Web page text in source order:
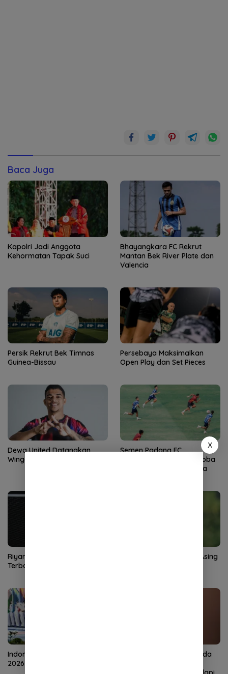
Baca Juga
Kapolri Jadi Anggota
Kehormatan Tapak Suci
Bhayangkara FC Rekrut
Mantan Bek River Plate dan
Valencia
Persik Rekrut Bek Timnas
Guinea-Bissau
Persebaya Maksimalkan
Open Play dan Set Pieces
Dewa United Datangkan
Winger Anyar Asal Brasil
Semen Padang FC
Agendakan 5 Laga Uji Coba
Selama TC di Yogyakarta
Riyandi Siap Beri Kontribusi
Terbaik untuk Dewa United
Persis Rekrut 2 Pemain Asing
Indonesia Open Taekwondo
2026 Resmi Bergulir
Dek Gam Tunjuk Ari Nanda
X